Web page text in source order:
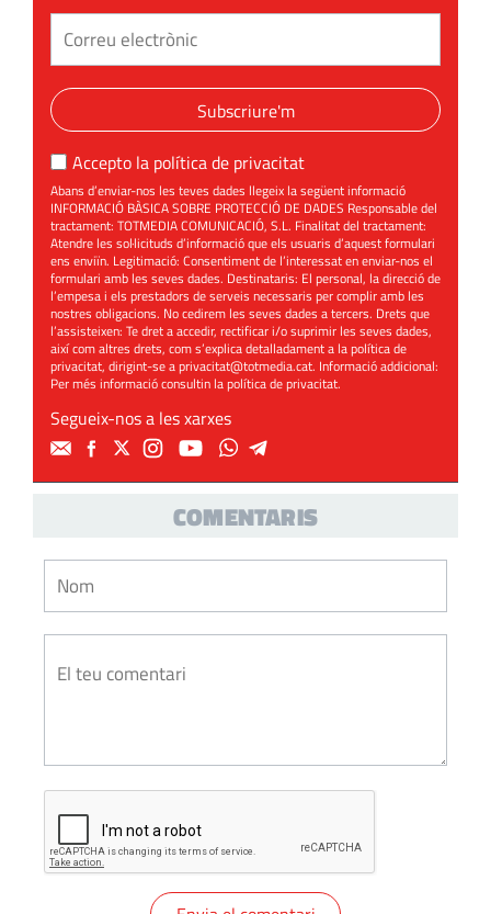
Subscriure'm
Accepto la política de privacitat
Abans d’enviar-nos les teves dades llegeix la següent informació
INFORMACIÓ BÀSICA SOBRE PROTECCIÓ DE DADES Responsable del
tractament: TOTMEDIA COMUNICACIÓ, S.L. Finalitat del tractament:
Atendre les sol·licituds d’informació que els usuaris d’aquest formulari
ens enviïn. Legitimació: Consentiment de l’interessat en enviar-nos el
formulari amb les seves dades. Destinataris: El personal, la direcció de
l’empesa i els prestadors de serveis necessaris per complir amb les
nostres obligacions. No cedirem les seves dades a tercers. Drets que
l’assisteixen: Te dret a accedir, rectificar i/o suprimir les seves dades,
així com altres drets, com s’explica detalladament a la política de
privacitat, dirigint-se aprivacitat@totmedia.cat. Informació addicional:
Per més informació consultin lapolítica de privacitat.
Segueix-nos a les xarxes
COMENTARIS